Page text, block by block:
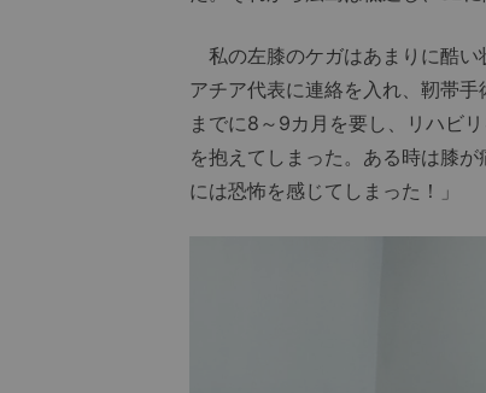
私の左膝のケガはあまりに酷い
アチア代表に連絡を入れ、靭帯
までに8～9カ月を要し、リハビ
を抱えてしまった。ある時は膝
には恐怖を感じてしまった！」